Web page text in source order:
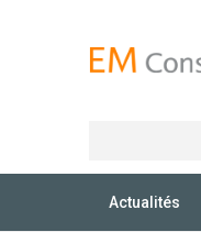
Actualités